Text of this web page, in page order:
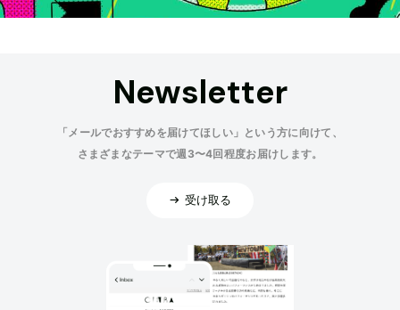
Newsletter
「メールでおすすめを届けてほしい」という方に向けて、
さまざまなテーマで週3〜4回程度お届けします。
受け取る